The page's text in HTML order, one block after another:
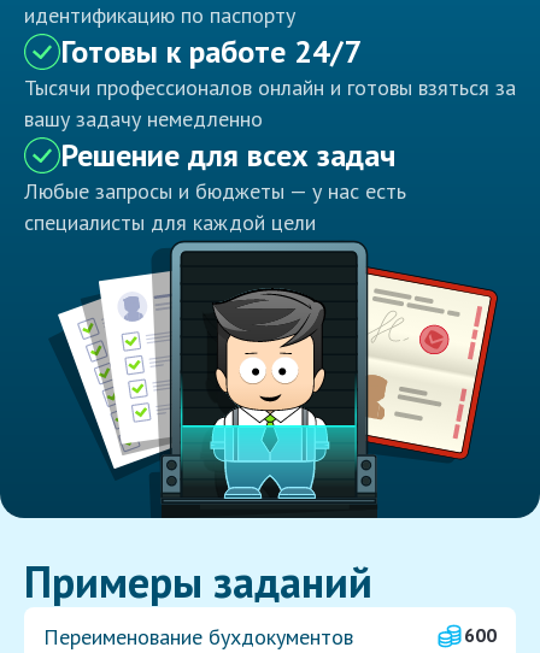
идентификацию по паспорту
Готовы к работе 24/7
Тысячи профессионалов онлайн и готовы взяться за
вашу задачу немедленно
Решение для всех задач
Любые запросы и бюджеты — у нас есть
специалисты для каждой цели
Примеры заданий
Переименование бухдокументов
600